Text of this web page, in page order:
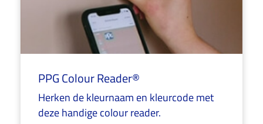
PPG Colour Reader®
Herken de kleurnaam en kleurcode met
deze handige colour reader.